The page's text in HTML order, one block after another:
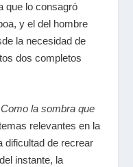
que lo consagró
y el del hombre
la necesidad de
dos completos
Como la sombra que
relevantes en la
dificultad de recrear
instante, la